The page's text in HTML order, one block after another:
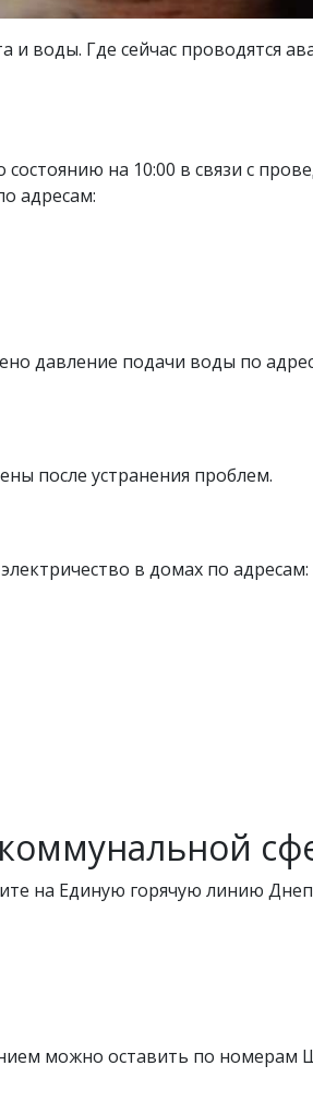
и воды. Где сейчас проводятся
состоянию на 10:00 в связи с
адресам:
давление подачи воды по
после устранения проблем.
в домах по адресам:
на Единую горячую линию
можно оставить по